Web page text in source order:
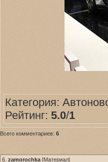
Категория:
Рейтинг: 5.0/1
Всего комментариев: 6
6. zamorochka [Материал]